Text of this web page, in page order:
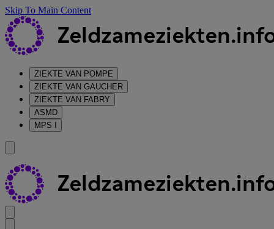
Skip To Main Content
ZIEKTE VAN POMPE
ZIEKTE VAN GAUCHER
ZIEKTE VAN FABRY
ASMD
MPS I